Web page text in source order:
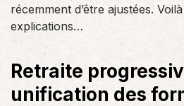
récemment d’être ajustées.
explications…
Retraite
unification des